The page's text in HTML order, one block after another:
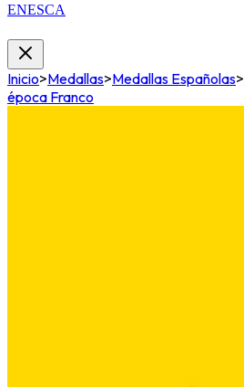
ENESCA
Inicio>Medallas>Medallas Españolas>
época Franco